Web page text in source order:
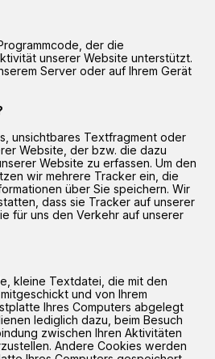
der die
unserer Website unterstützt.
Server oder auf Ihrem Gerät
unsichtbares Textfragment oder
Website, der bzw. die dazu
Website zu erfassen. Um den
wir mehrere Tracker ein, die
über Sie speichern. Wir
dass sie Tracker auf unserer
für uns den Verkehr auf unserer
kleine Textdatei, die mit den
und von Ihrem
Ihres Computers abgelegt
lediglich dazu, beim Besuch
zwischen Ihren Aktivitäten
Andere Cookies werden